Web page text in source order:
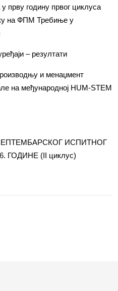
прву годину првог циклуса
на ФПМ Требиње у
– резултати
и менаџмент
на међународној HUM-STEM
ИСПИТНОГ
ГОДИНЕ (II циклус)